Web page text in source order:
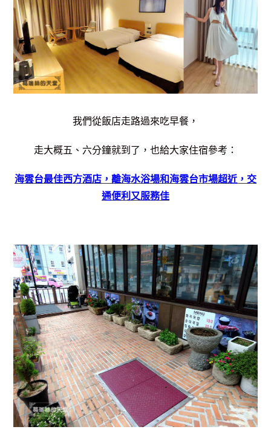
我們從飯店走路過來吃早餐，
走大概五、六分鐘就到了，也給大家住宿參考：
海雲台最佳西方酒店，離海水浴場和海雲台市場超近，交
通便利又服務佳